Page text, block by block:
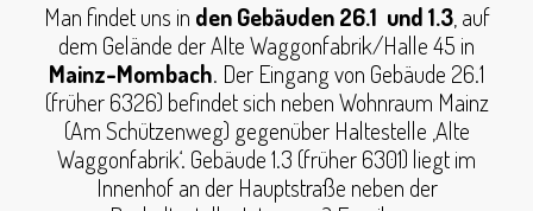
Man findet uns in den Gebäuden 26.1 und 1.3, auf
dem Gelände der Alte Waggonfabrik/Halle 45 in
Mainz-Mombach. Der Eingang von Gebäude 26.1
(früher 6326) befindet sich neben Wohnraum Mainz
(Am Schützenweg) gegenüber Haltestelle ‚Alte
Waggonfabrik‘. Gebäude 1.3 (früher 6301) liegt im
Innenhof an der Hauptstraße neben der